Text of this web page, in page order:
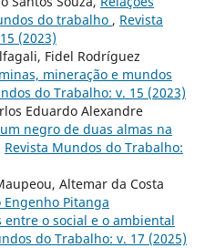
do trabalho , Revista
(2023)
Fidel Rodríguez
mineração e mundos
do Trabalho: v. 15 (2023)
Eduardo Alexandre
negro de duas almas na
Revista Mundos do Trabalho:
Altemar da Costa
Pitanga
entre o social e o ambiental
do Trabalho: v. 17 (2025)